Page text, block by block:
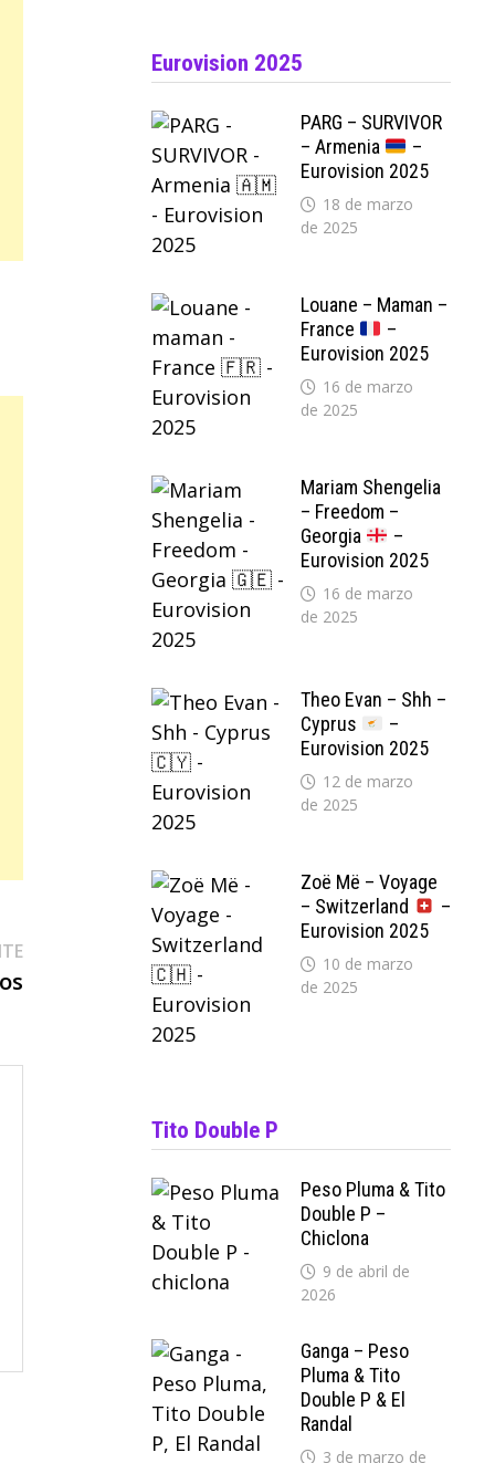
Entrada
Eurovision 2025
PARG – SURVIVOR
– Armenia
–
Eurovision 2025
18 de marzo
de 2025
Louane – Maman –
France
–
Eurovision 2025
16 de marzo
de 2025
Mariam Shengelia
– Freedom –
Georgia
–
Eurovision 2025
16 de marzo
de 2025
Theo Evan – Shh –
Cyprus
–
Eurovision 2025
12 de marzo
de 2025
Zoë Më – Voyage
– Switzerland
–
Eurovision 2025
10 de marzo
de 2025
Tito Double P
Peso Pluma & Tito
Double P –
Chiclona
9 de abril de
2026
Ganga – Peso
Pluma & Tito
Double P & El
Randal
3 de marzo de